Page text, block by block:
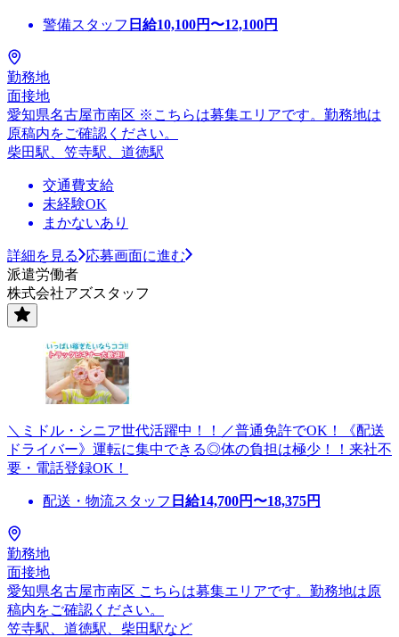
警備スタッフ 日給10,100円〜12,100円
勤務地
面接地
愛知県名古屋市南区 ※こちらは募集エリアです。勤務地は
原稿内をご確認ください。
柴田駅、笠寺駅、道徳駅
交通費支給
未経験OK
まかないあり
詳細を見る
応募画面に進む
派遣労働者
株式会社アズスタッフ
＼ミドル・シニア世代活躍中！！／普通免許でOK！《配送
ドライバー》運転に集中できる◎体の負担は極少！！来社不
要・電話登録OK！
配送・物流スタッフ 日給14,700円〜18,375円
勤務地
面接地
愛知県名古屋市南区 こちらは募集エリアです。勤務地は原
稿内をご確認ください。
笠寺駅、道徳駅、柴田駅など